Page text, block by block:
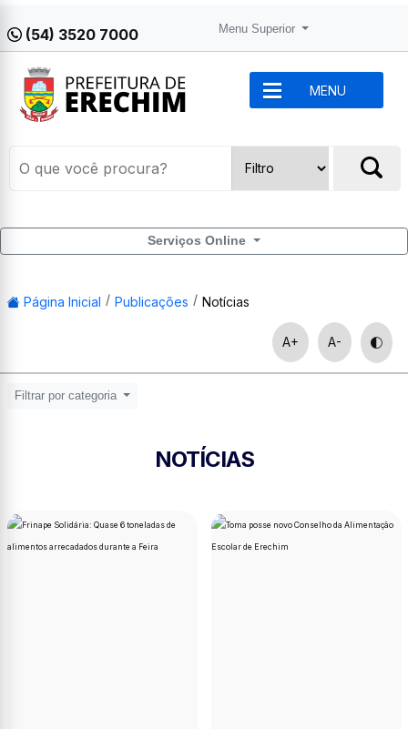
(54) 3520 7000 Menu Superior
MENU
Serviços Online
Página Inicial Publicações Notícias
A+ A-
Filtrar por categoria
NOTÍCIAS